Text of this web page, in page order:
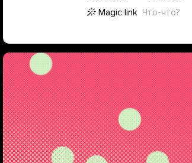
Magic link Что-что?